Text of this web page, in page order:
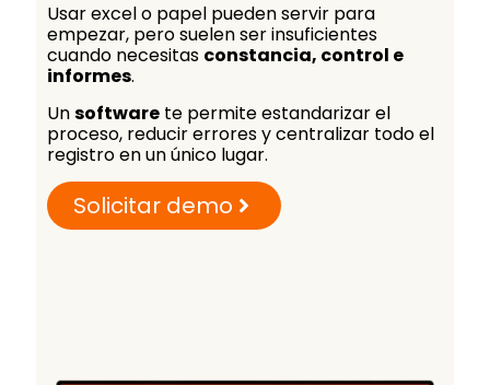
Usar excel o papel pueden servir para
empezar, pero suelen ser insuficientes
cuando necesitas constancia, control e
informes.
Unsoftware te permite estandarizar el
proceso, reducir errores y centralizar todo el
registro en un único lugar.
Solicitar demo